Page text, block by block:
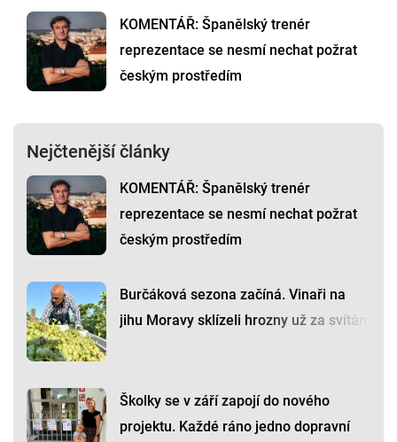
KOMENTÁŘ: Španělský trenér
reprezentace se nesmí nechat požrat
českým prostředím
Nejčtenější články
KOMENTÁŘ: Španělský trenér
reprezentace se nesmí nechat požrat
českým prostředím
Burčáková sezona začíná. Vinaři na
jihu Moravy sklízeli hrozny už za svítání
Školky se v září zapojí do nového
projektu. Každé ráno jedno dopravní